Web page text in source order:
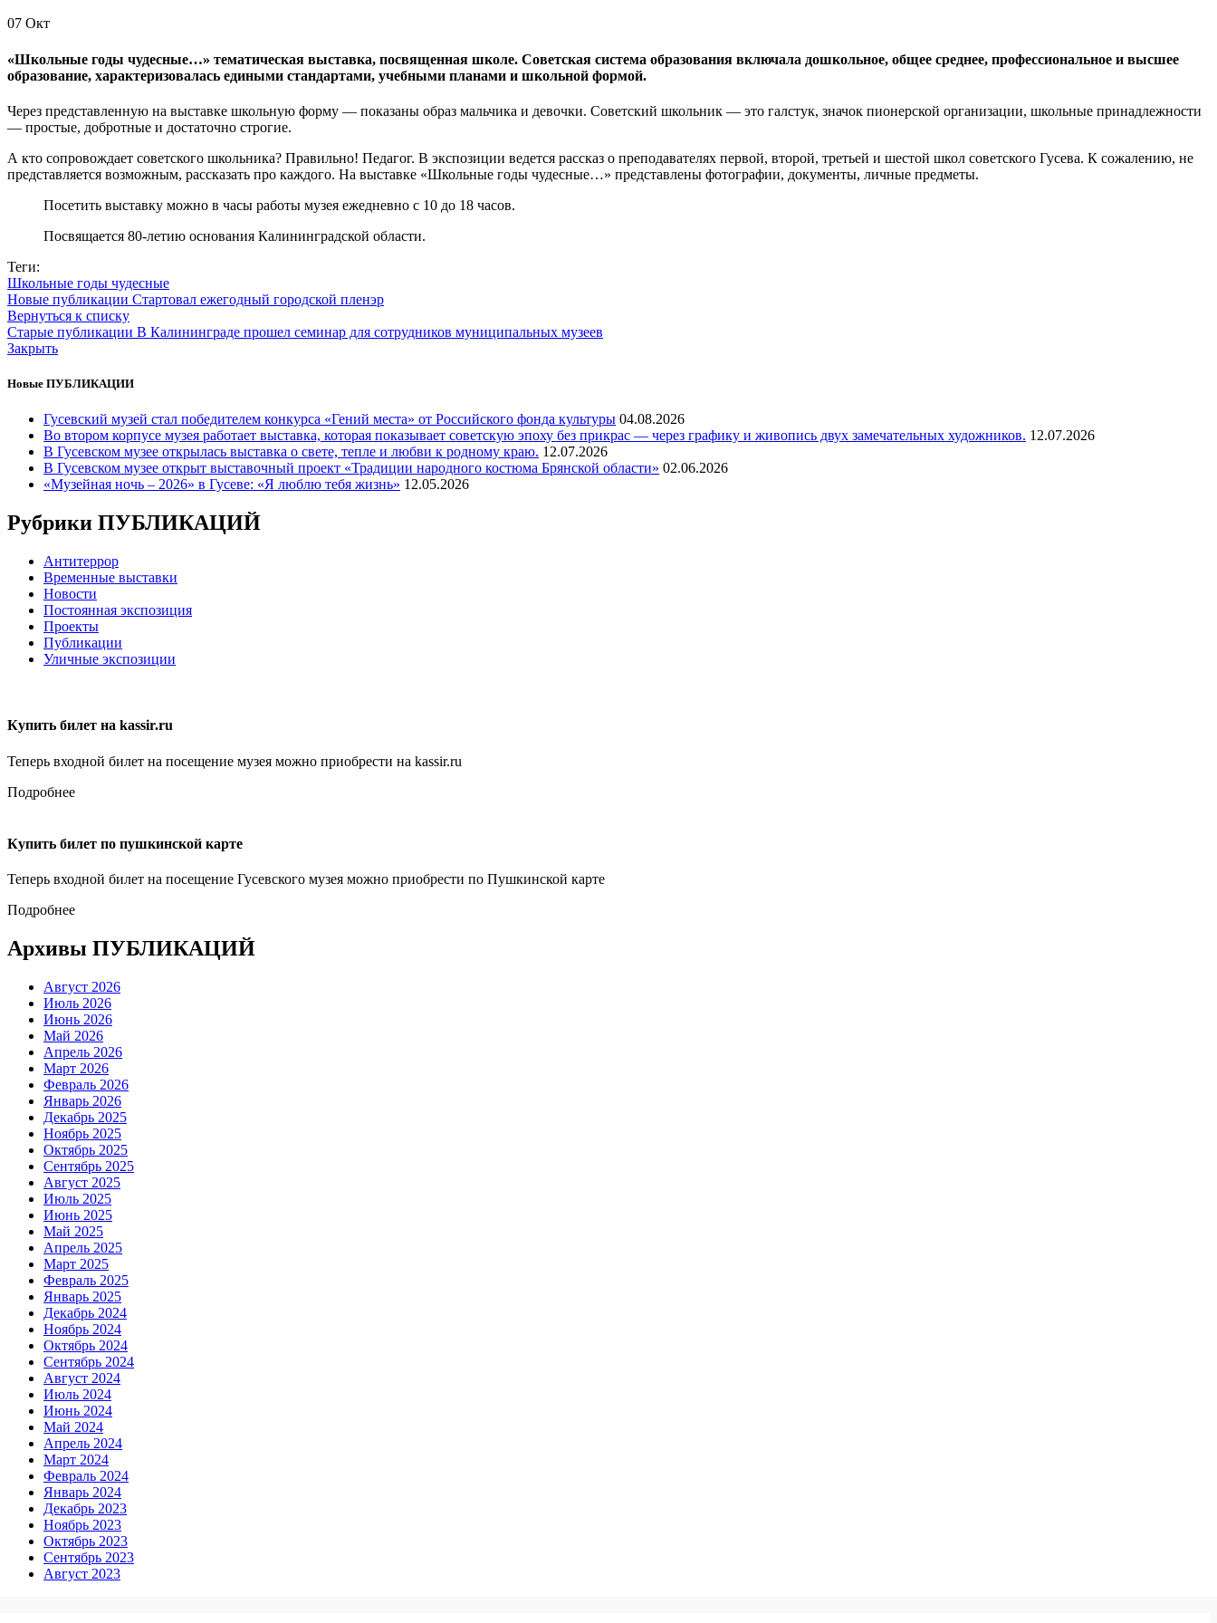
07 Окт
«Школьные годы чудесные…» тематическая выставка, посвященная школе. Советская система образования включала дошкольное, общее среднее, профессиональное и высшее
образование, характеризовалась едиными стандартами, учебными планами и школьной формой.
Через представленную на выставке школьную форму — показаны образ мальчика и девочки. Советский школьник — это галстук, значок пионерской организации, школьные принадлежности
— простые, добротные и достаточно строгие.
А кто сопровождает советского школьника? Правильно! Педагог. В экспозиции ведется рассказ о преподавателях первой, второй, третьей и шестой школ советского Гусева. К сожалению, не
представляется возможным, рассказать про каждого. На выставке «Школьные годы чудесные…» представлены фотографии, документы, личные предметы.
Посетить выставку можно в часы работы музея ежедневно с 10 до 18 часов.
Посвящается 80-летию основания Калининградской области.
Теги:
Школьные годы чудесные
Новые публикации Стартовал ежегодный городской пленэр
Вернуться к списку
Старые публикации В Калининграде прошел семинар для сотрудников муниципальных музеев
Закрыть
Новые ПУБЛИКАЦИИ
Гусевский музей стал победителем конкурса «Гений места» от Российского фонда культуры 04.08.2026
Во втором корпусе музея работает выставка, которая показывает советскую эпоху без прикрас — через графику и живопись двух замечательных художников. 12.07.2026
В Гусевском музее открылась выставка о свете, тепле и любви к родному краю. 12.07.2026
В Гусевском музее открыт выставочный проект «Традиции народного костюма Брянской области» 02.06.2026
«Музейная ночь – 2026» в Гусеве: «Я люблю тебя жизнь» 12.05.2026
Рубрики ПУБЛИКАЦИЙ
Антитеррор
Временные выставки
Новости
Постоянная экспозиция
Проекты
Публикации
Уличные экспозиции
Купить билет на kassir.ru
Теперь входной билет на посещение музея можно приобрести на kassir.ru
Подробнее
Купить билет по пушкинской карте
Теперь входной билет на посещение Гусевского музея можно приобрести по Пушкинской карте
Подробнее
Архивы ПУБЛИКАЦИЙ
Август 2026
Июль 2026
Июнь 2026
Май 2026
Апрель 2026
Март 2026
Февраль 2026
Январь 2026
Декабрь 2025
Ноябрь 2025
Октябрь 2025
Сентябрь 2025
Август 2025
Июль 2025
Июнь 2025
Май 2025
Апрель 2025
Март 2025
Февраль 2025
Январь 2025
Декабрь 2024
Ноябрь 2024
Октябрь 2024
Сентябрь 2024
Август 2024
Июль 2024
Июнь 2024
Май 2024
Апрель 2024
Март 2024
Февраль 2024
Январь 2024
Декабрь 2023
Ноябрь 2023
Октябрь 2023
Сентябрь 2023
Август 2023